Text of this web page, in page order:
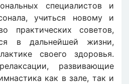
специалистов и
учиться новому и
практических советов,
в дальнейшей жизни,
своего здоровья.
развивающие
как в зале, так и